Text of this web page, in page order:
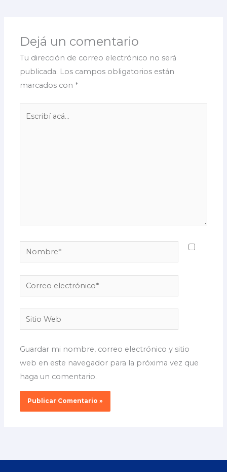
Dejá un comentario
Tu dirección de correo electrónico no será
publicada. Los campos obligatorios están
marcados con *
Nombre*
Correo
electrónico*
Sitio
Web
Guardar mi nombre, correo electrónico y sitio
web en este navegador para la próxima vez que
haga un comentario.